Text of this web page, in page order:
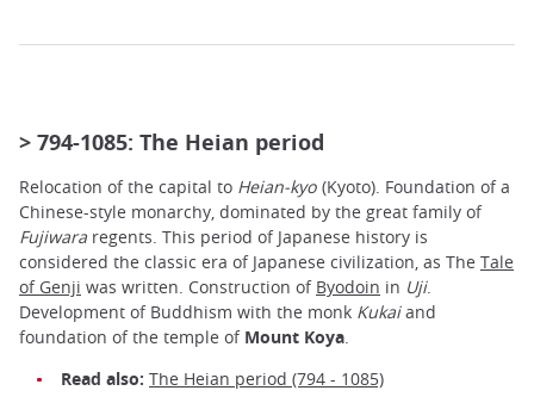
> 794-1085: The Heian period
Relocation of the capital to Heian-kyo (Kyoto). Foundation of a
Chinese-style monarchy, dominated by the great family of
Fujiwara regents. This period of Japanese history is
considered the classic era of Japanese civilization, as The Tale
of Genji was written. Construction of Byodoin in Uji.
Development of Buddhism with the monk Kukaiand
foundation of the temple of Mount Koya
Read also: The Heian period (794 - 1085)